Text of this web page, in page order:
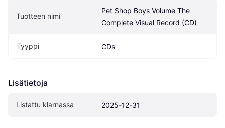
Tuotteen nimi
Pet Shop Boys Volume The
Complete Visual Record (CD)
Tyyppi CDs
Lisätietoja
Listattu klarnassa 2025-12-31